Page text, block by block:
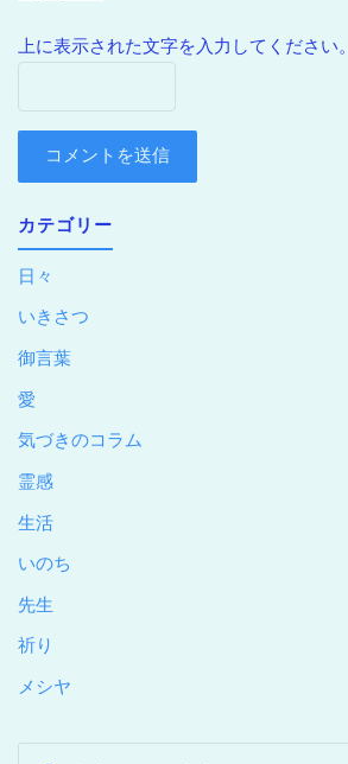
上に表示された文字を入力してください。
カテゴリー
日々
いきさつ
御言葉
愛
気づきのコラム
霊感
生活
いのち
先生
祈り
メシヤ